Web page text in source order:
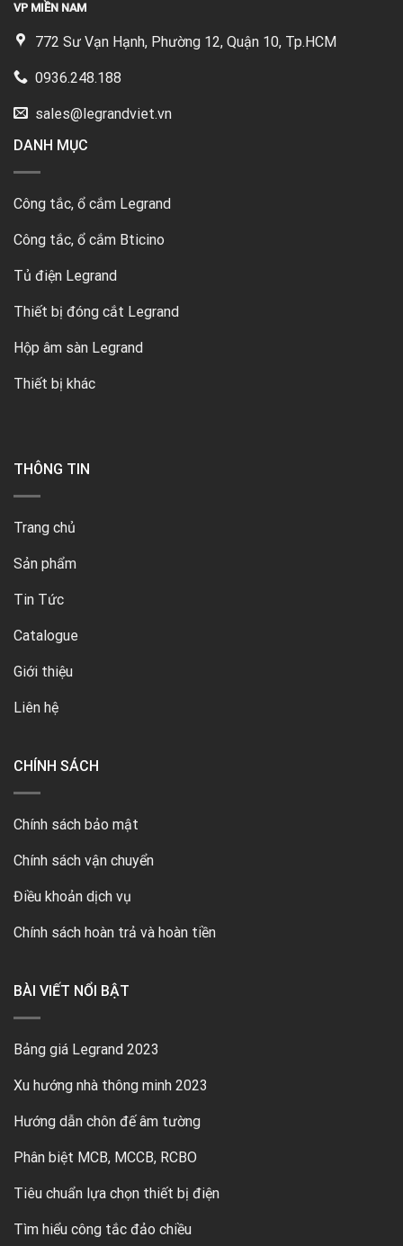
VP MIỀN NAM
772 Sư Vạn Hạnh, Phường 12, Quận 10, Tp.HCM
0936.248.188
sales@legrandviet.vn
DANH MỤC
Công tắc, ổ cắm Legrand
Công tắc, ổ cắm Bticino
Tủ điện Legrand
Thiết bị đóng cắt Legrand
Hộp âm sàn Legrand
Thiết bị khác
THÔNG TIN
Trang chủ
Sản phẩm
Tin Tức
Catalogue
Giới thiệu
Liên hệ
CHÍNH SÁCH
Chính sách bảo mật
Chính sách vận chuyển
Điều khoản dịch vụ
Chính sách hoàn trả và hoàn tiền
BÀI VIẾT NỔI BẬT
Bảng giá Legrand 2023
Xu hướng nhà thông minh 2023
Hướng dẫn chôn đế âm tường
Phân biệt MCB, MCCB, RCBO
Tiêu chuẩn lựa chọn thiết bị điện
Tìm hiểu công tắc đảo chiều